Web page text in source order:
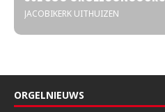
JACOBIKERK UITHUIZEN
ORGELNIEUWS